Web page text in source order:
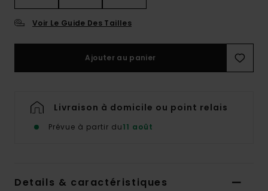
Voir Le Guide Des Tailles
Ajouter au panier
Livraison à domicile ou point relais
Prévue à partir du11 août
Details & caractéristiques